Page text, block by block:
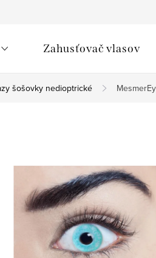
Zahusťovač vlasov
šošovky nedioptrické